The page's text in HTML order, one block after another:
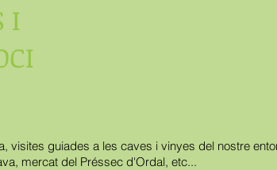
I
visites guiades a les caves i vinyes del nostre
mercat del Préssec d'Ordal, etc...